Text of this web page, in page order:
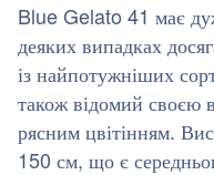
Blue Gelato 41 має
деяких випадках
із найпотужніших
також відомий своєю
рясним цвітінням.
150 см, що є